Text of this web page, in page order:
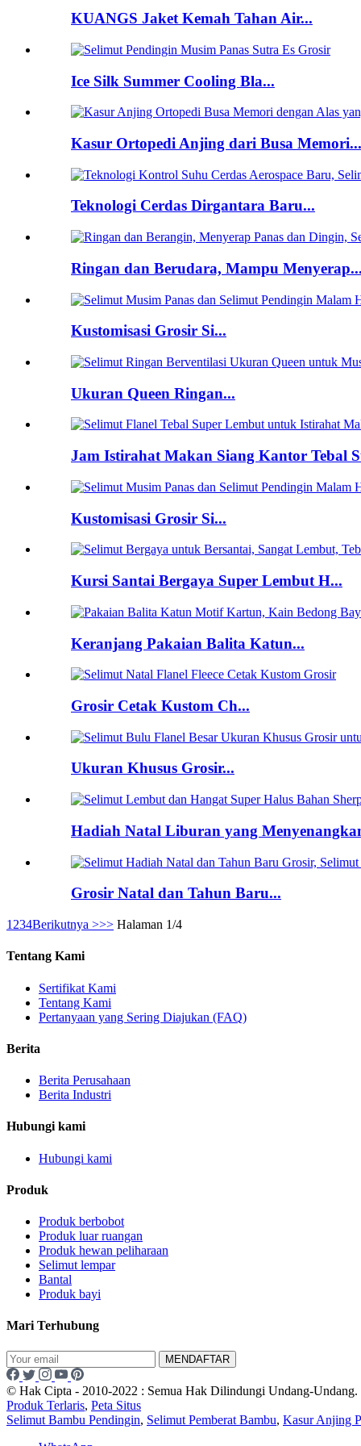
KUANGS Jaket Kemah Tahan Air...
Ice Silk Summer Cooling Bla...
Kasur Ortopedi Anjing dari Busa Memori...
Teknologi Cerdas Dirgantara Baru...
Ringan dan Berudara, Mampu
Kustomisasi Grosir Si...
Ukuran Queen Ringan...
Jam Istirahat Makan Siang Kantor Tebal
Kustomisasi Grosir Si...
Kursi Santai Bergaya Super Lembut H...
Keranjang Pakaian Balita Katun...
Grosir Cetak Kustom Ch...
Ukuran Khusus Grosir...
Hadiah Natal Liburan yang
Grosir Natal dan Tahun Baru...
1 234Berikutnya >>> Halaman 1/4
Tentang Kami
Sertifikat Kami
Tentang Kami
Pertanyaan yang Sering Diajukan (FAQ)
Berita
Berita Perusahaan
Berita Industri
Hubungi kami
Hubungi kami
Produk
Produk berbobot
Produk luar ruangan
Produk hewan peliharaan
Selimut lempar
Bantal
Produk bayi
Mari Terhubung
MENDAFTAR
© Hak Cipta - 2010-2022 : Semua Hak Dilindungi Undang-Undang.
Produk Terlaris, Peta Situs
Selimut Bambu Pendingin, Selimut Pemberat Bambu, Kasur Anjing